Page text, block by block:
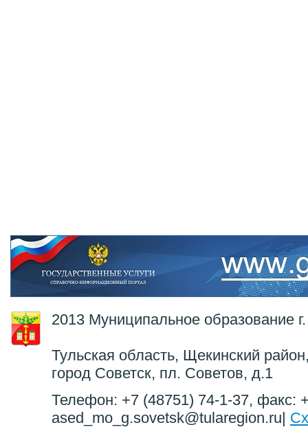
2013 Муниципальное образование
Тульская область, Щекинский
город Советск, пл. Советов, д.1
Телефон: +7 (48751) 74-1-37, факс:
ased_mo_g.sovetsk@tularegion.ru|